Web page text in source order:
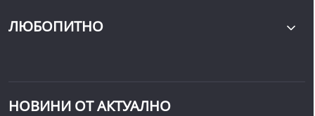
ЛЮБОПИТНО
НОВИНИ ОТ АКТУАЛНО